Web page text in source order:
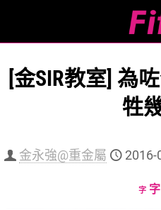
[金SIR教室] 為
牲
金永強@重金屬 2016-
字 字